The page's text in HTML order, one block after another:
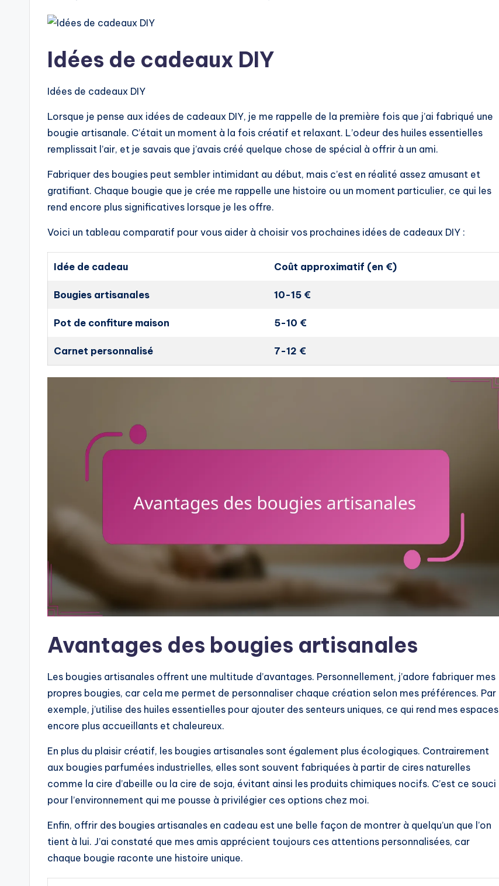
Idées de cadeaux DIY
Idées de cadeaux DIY
Lorsque je pense aux idées de cadeaux DIY, je me rappelle de la première fois que j’ai fabriqué une
bougie artisanale. C’était un moment à la fois créatif et relaxant. L’odeur des huiles essentielles
remplissait l’air, et je savais que j’avais créé quelque chose de spécial à offrir à un ami.
Fabriquer des bougies peut sembler intimidant au début, mais c’est en réalité assez amusant et
gratifiant. Chaque bougie que je crée me rappelle une histoire ou un moment particulier, ce qui les
rend encore plus significatives lorsque je les offre.
Voici un tableau comparatif pour vous aider à choisir vos prochaines idées de cadeaux DIY :
Idée de cadeau Coût approximatif (en €)
Bougies artisanales 10-15 €
Pot de confiture maison 5-10 €
Carnet personnalisé 7-12 €
Avantages des bougies artisanales
Les bougies artisanales offrent une multitude d’avantages. Personnellement, j’adore fabriquer mes
propres bougies, car cela me permet de personnaliser chaque création selon mes préférences. Par
exemple, j’utilise des huiles essentielles pour ajouter des senteurs uniques, ce qui rend mes espaces
encore plus accueillants et chaleureux.
En plus du plaisir créatif, les bougies artisanales sont également plus écologiques. Contrairement
aux bougies parfumées industrielles, elles sont souvent fabriquées à partir de cires naturelles
comme la cire d’abeille ou la cire de soja, évitant ainsi les produits chimiques nocifs. C’est ce souci
pour l’environnement qui me pousse à privilégier ces options chez moi.
Enfin, offrir des bougies artisanales en cadeau est une belle façon de montrer à quelqu’un que l’on
tient à lui. J’ai constaté que mes amis apprécient toujours ces attentions personnalisées, car
chaque bougie raconte une histoire unique.